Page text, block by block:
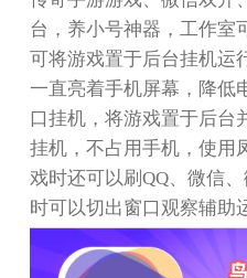
台，养小号神器，工作室
可将游戏置于后台挂机运
一直亮着手机屏幕，降低
口挂机，将游戏置于后台
挂机，不占用手机，使用
戏时还可以刷QQ、微信
时可以切出窗口观察辅助